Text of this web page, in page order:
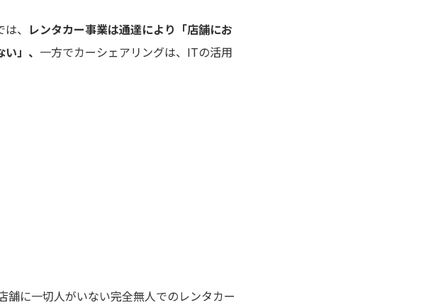
は、 レンタカー事業は通達により「店舗にお
」、 一方でカーシェアリングは、ITの活用
舗に一切人がいない完全無人でのレンタカー